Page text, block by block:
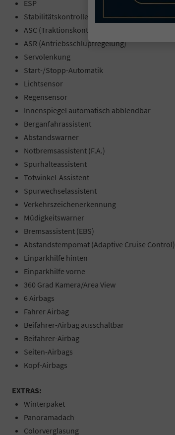
ESP
Stabilitätskontrolle
ASC (Traktionskontrolle)
ASR (Antriebsschlupfregelung)
Servolenkung
Start-/Stopp-Automatik
Lichtsensor
Regensensor
Innenspiegel automatisch abblendbar
Berganfahrassistent
Abstandswarner
Notbremsassistent (F.A.)
Spurhalteassistent
Totwinkel-Assistent
Spurwechselassistent
Verkehrszeichenerkennung
Müdigkeitswarner
Bremsassistent (EBS)
Abstandstempomat (Adaptive Cruise Control)
Einparkhilfe hinten
Einparkhilfe vorne
360 Grad Kamera/Area View
6 Airbags
Fahrer Airbag
Beifahrer-Airbag ausschaltbar
Beifahrer-Airbag
Seiten-Airbags
Kopf-Airbags
EXTRAS:
Winterpaket
Panoramadach
Colorverglasung